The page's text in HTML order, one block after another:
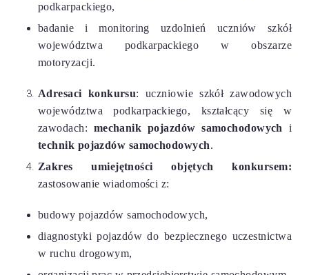
podkarpackiego,
badanie i monitoring uzdolnień uczniów szkół
województwa podkarpackiego w obszarze
motoryzacji.
Adresaci konkursu: uczniowie szkół zawodowych
województwa podkarpackiego, kształcący się w
zawodach: mechanik pojazdów samochodowych
i
technik pojazdów samochodowych.
Zakres umiejętności objętych konkursem:
zastosowanie wiadomości z:
budowy pojazdów samochodowych,
diagnostyki pojazdów do bezpiecznego uczestnictwa
w ruchu drogowym,